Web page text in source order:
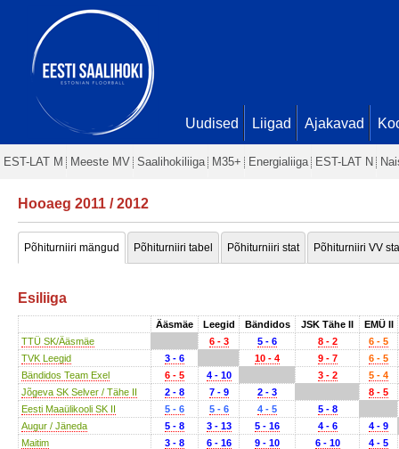
Uudised Liigad Ajakavad
EST-LAT M Meeste MV Saalihokiliiga M35+ Energialiiga EST-LAT N
Hooaeg 2011 / 2012
Põhiturniiri mängud Põhiturniiri tabel Põhiturniiri stat Põhiturniiri VV
Esiliiga
Ääsmäe Leegid Bändidos JSK Tähe II
EMÜ II
TTÜ SK/Ääsmäe
6 - 3 5 - 6 8 - 2
6 - 5
TVK Leegid
3 - 6 10 - 4 9 - 7
6 - 5
Bändidos Team Exel
6 - 5 4 - 10 3 - 2
5 - 4
Jõgeva SK Selver / Tähe II
2 - 8 7 - 9 2 - 3
8 - 5
Eesti Maaülikooli SK II
5 - 6 5 - 6 4 - 5
5 - 8
Augur / Jäneda
5 - 8 3 - 13 5 - 16 4 - 6
4 - 9
Maitim
3 - 8 6 - 16 9 - 10 6 - 10
4 - 5